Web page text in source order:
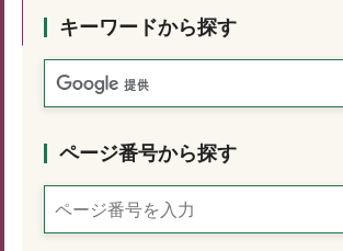
キーワードから探す
ページ番号から探す